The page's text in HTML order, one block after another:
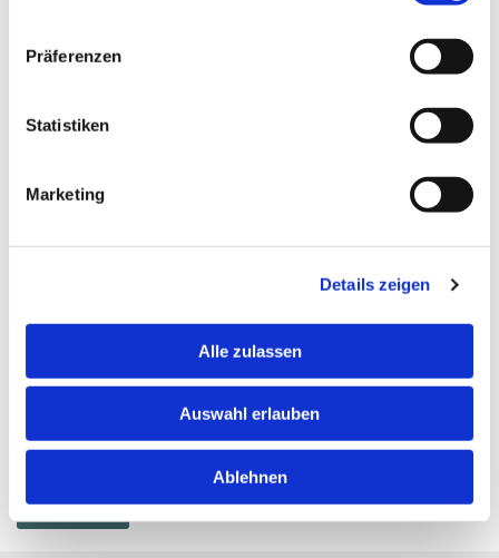
Präferenzen
Statistiken
Marketing
Details zeigen
Alle zulassen
Auswahl erlauben
Ablehnen
Name
E-Mail: